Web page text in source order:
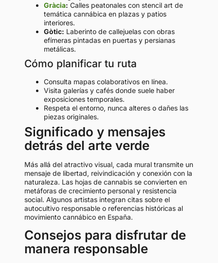
Gràcia: Calles peatonales con stencil art de
temática cannábica en plazas y patios
interiores.
Gòtic: Laberinto de callejuelas con obras
efímeras pintadas en puertas y persianas
metálicas.
Cómo planificar tu ruta
Consulta mapas colaborativos en línea.
Visita galerías y cafés donde suele haber
exposiciones temporales.
Respeta el entorno, nunca alteres o dañes las
piezas originales.
Significado y mensajes
detrás del arte verde
Más allá del atractivo visual, cada mural transmite un
mensaje de libertad, reivindicación y conexión con la
naturaleza. Las hojas de cannabis se convierten en
metáforas de crecimiento personal y resistencia
social. Algunos artistas integran citas sobre el
autocultivo responsable o referencias históricas al
movimiento cannábico en España.
Consejos para disfrutar de
manera responsable